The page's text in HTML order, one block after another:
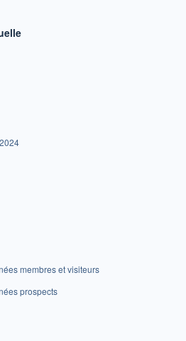
membres et visiteurs
prospects